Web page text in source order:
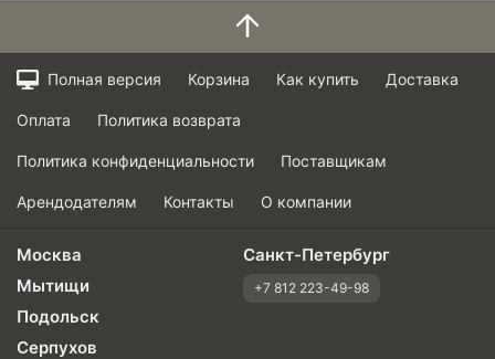
Полная версия Корзина Как купить Доставка
Оплата Политика возврата
Политика конфиденциальности Поставщикам
Арендодателям Контакты О компании
Москва
Мытищи
Подольск
Серпухов
Санкт-Петербург
+7 812 223-49-98